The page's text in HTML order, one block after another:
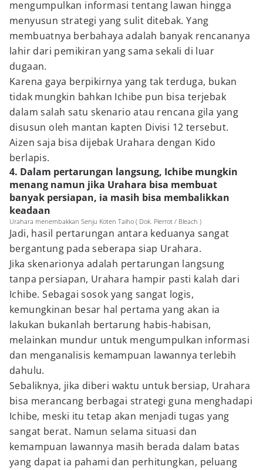
mengumpulkan informasi tentang lawan hingga
menyusun strategi yang sulit ditebak. Yang
membuatnya berbahaya adalah banyak rencananya
lahir dari pemikiran yang sama sekali di luar
dugaan.
Karena gaya berpikirnya yang tak terduga, bukan
tidak mungkin bahkan Ichibe pun bisa terjebak
dalam salah satu skenario atau rencana gila yang
disusun oleh mantan kapten Divisi 12 tersebut.
Aizen saja bisa dijebak Urahara dengan Kido
berlapis.
4. Dalam pertarungan langsung, Ichibe mungkin
menang namun jika Urahara bisa membuat
banyak persiapan, ia masih bisa membalikkan
keadaan
Urahara menembakkan Senju Koten Taiho ( Dok. Pierrot / Bleach )
Jadi, hasil pertarungan antara keduanya sangat
bergantung pada seberapa siap Urahara.
Jika skenarionya adalah pertarungan langsung
tanpa persiapan, Urahara hampir pasti kalah dari
Ichibe. Sebagai sosok yang sangat logis,
kemungkinan besar hal pertama yang akan ia
lakukan bukanlah bertarung habis-habisan,
melainkan mundur untuk mengumpulkan informasi
dan menganalisis kemampuan lawannya terlebih
dahulu.
Sebaliknya, jika diberi waktu untuk bersiap, Urahara
bisa merancang berbagai strategi guna menghadapi
Ichibe, meski itu tetap akan menjadi tugas yang
sangat berat. Namun selama situasi dan
kemampuan lawannya masih berada dalam batas
yang dapat ia pahami dan perhitungkan, peluang